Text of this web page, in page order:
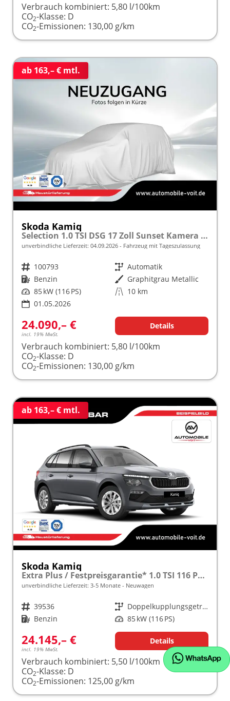
Verbrauch kombiniert: 5,80 l/100km
CO2-Klasse: D
CO2-Emissionen: 130,00 g/km
ab 163,– € mtl.
Skoda Kamiq
Selection 1.0 TSI DSG 17 Zoll Sunset Kamera PDC v+h
unverbindliche Lieferzeit: 04.09.2026 Fahrzeug mit Tageszulassung
Fahrzeugnr. 100793 Getriebe Automatik
Kraftstoff Benzin Außenfarbe Graphitgrau Metallic
Leistung 85 kW (116 PS) Kilometerstand 10 km
01.05.2026
24.090,– €
incl. 19% MwSt.
Details
Verbrauch kombiniert: 5,80 l/100km
CO2-Klasse: D
CO2-Emissionen: 130,00 g/km
ab 163,– € mtl.
Skoda Kamiq
Extra Plus / Festpreisgarantie* 1.0 TSI 116 PS DSG frei konfigurierbar!
unverbindliche Lieferzeit: 3-5 Monate Neuwagen
Fahrzeugnr. 39536 Getriebe
Doppelkupplungsgetriebe (DSG)
Kraftstoff Benzin Leistung 85 kW (116 PS)
24.145,– €
incl. 19% MwSt.
Details
Verbrauch kombiniert: 5,50 l/100km
CO2-Klasse: D
CO2-Emissionen: 125,00 g/km